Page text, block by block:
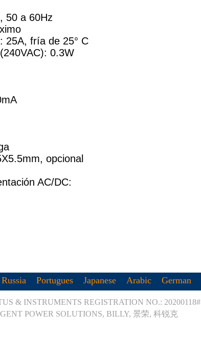
50 a 60Hz
25A, fría de 25° C
0.3W
opcional
AC/DC:
Russia Portugues Japanese Arabic German
& INSTRUMENTS REGISTRATION NO.: 20200118#
POWER SOLUTIONS, BILLY, 景荣, 科锐克